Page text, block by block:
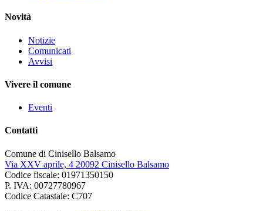
Novità
Notizie
Comunicati
Avvisi
Vivere il comune
Eventi
Contatti
Comune di Cinisello Balsamo
Via XXV aprile, 4 20092 Cinisello Balsamo
Codice fiscale: 01971350150
P. IVA: 00727780967
Codice Catastale: C707